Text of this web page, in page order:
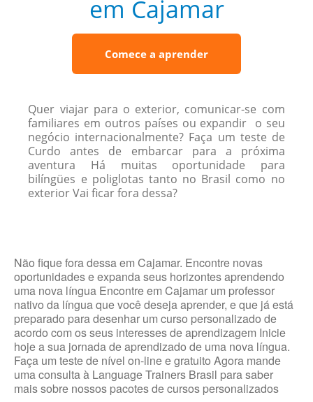
em Cajamar
Comece a aprender
Quer viajar para o exterior, comunicar-se com
familiares em outros países ou expandir o seu
negócio internacionalmente? Faça um teste de
Curdo antes de embarcar para a próxima
aventura Há muitas oportunidade para
bilíngües e poliglotas tanto no Brasil como no
exterior Vai ficar fora dessa?
Não fique fora dessa em Cajamar. Encontre novas
oportunidades e expanda seus horizontes aprendendo
uma nova língua Encontre em Cajamar um professor
nativo da língua que você deseja aprender, e que já está
preparado para desenhar um curso personalizado de
acordo com os seus interesses de aprendizagem Inicie
hoje a sua jornada de aprendizado de uma nova língua.
Faça um teste de nível on-line e gratuito Agora mande
uma consulta à Language Trainers Brasil para saber
mais sobre nossos pacotes de cursos personalizados